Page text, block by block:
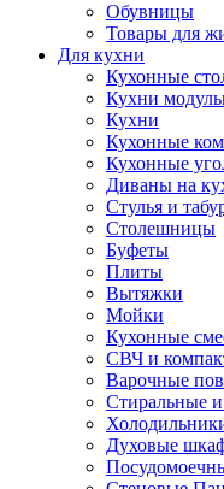
Обувницы
Товары для
Для кухни
Кухонные
Кухни
Кухни
Кухонные
Кухонные
Диваны на
Стулья и
Столешницы
Буфеты
Плиты
Вытяжки
Мойки
Кухонные
СВЧ и
Варочные
Стиральные
Духовые